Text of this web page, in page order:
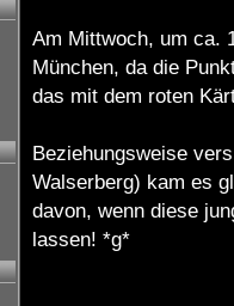
Am Mittwoch, um ca.
München, da die
das mit dem roten
Beziehungsweise
Walserberg) kam es
davon, wenn diese
lassen! *g*